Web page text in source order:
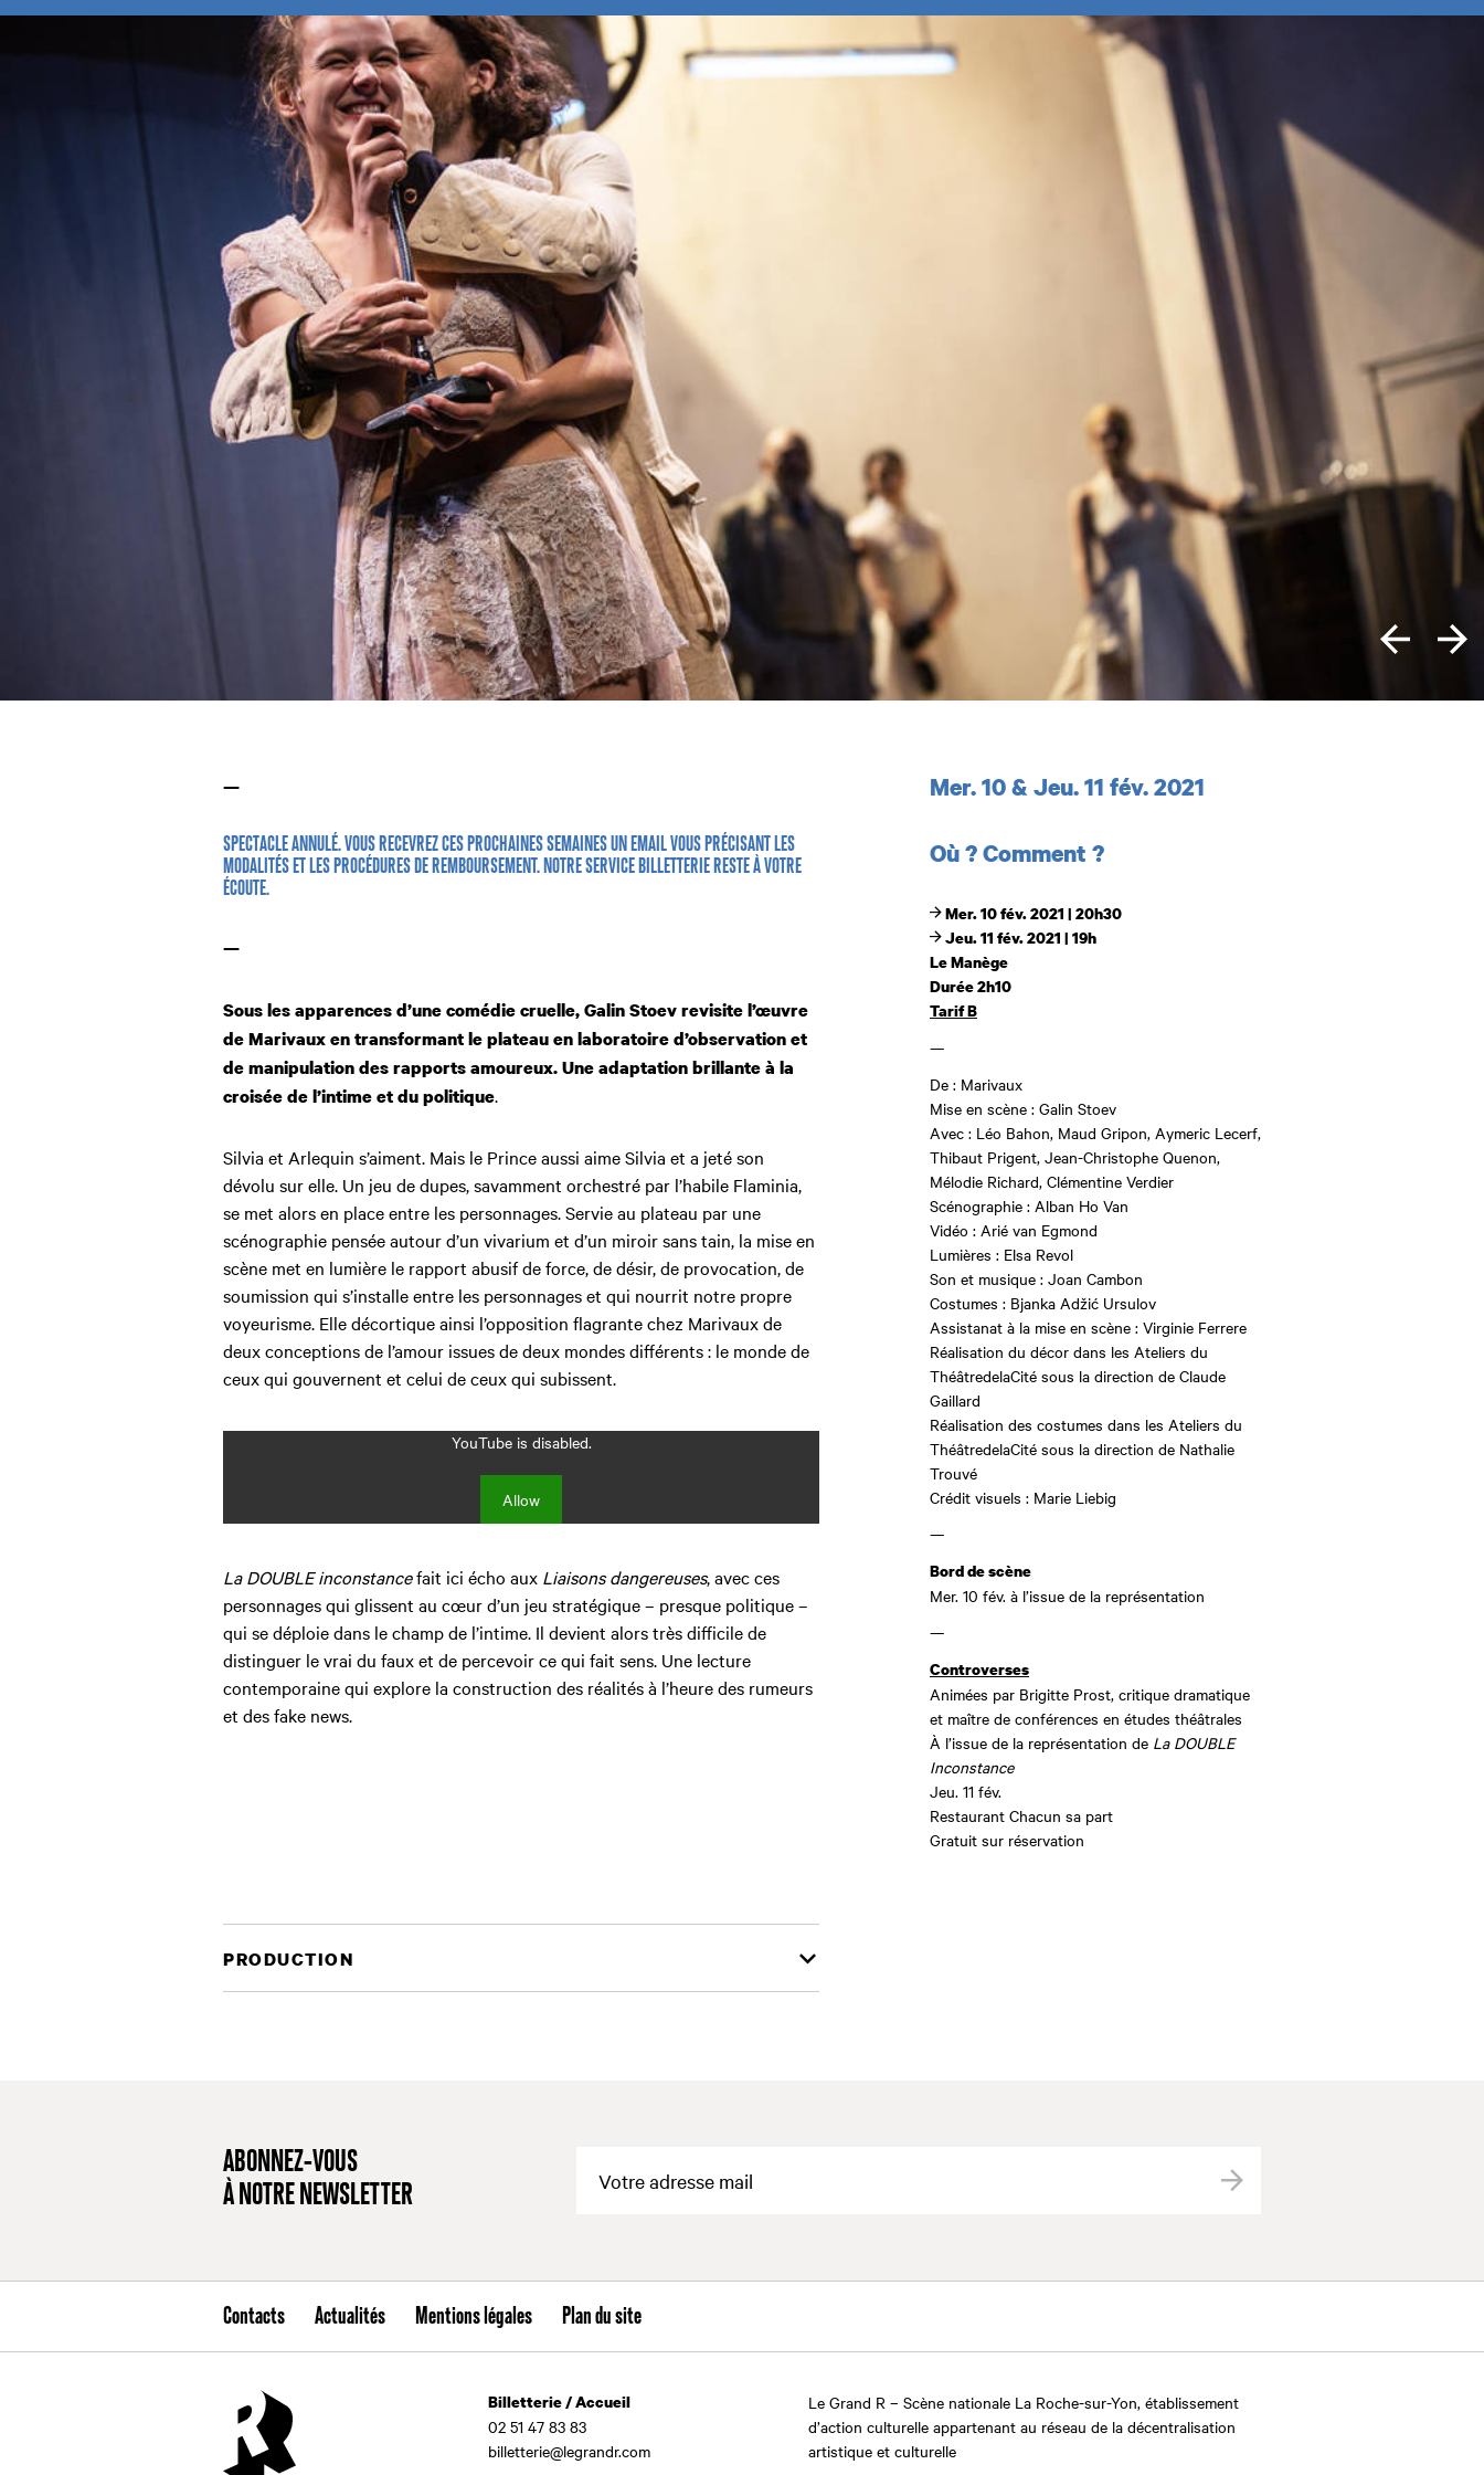
—
SPECTACLE ANNULÉ. VOUS RECEVREZ CES PROCHAINES SEMAINES UN EMAIL VOUS PRÉCISANT LES
MODALITÉS ET LES PROCÉDURES DE REMBOURSEMENT. NOTRE SERVICE BILLETTERIE RESTE À VOTRE
ÉCOUTE.
—
Sous les apparences d’une comédie cruelle, Galin Stoev revisite l’œuvre
de Marivaux en transformant le plateau en laboratoire d’observation et
de manipulation des rapports amoureux. Une adaptation brillante à la
croisée de l’intime et du politique.
Silvia et Arlequin s’aiment. Mais le Prince aussi aime Silvia et a jeté son
dévolu sur elle. Un jeu de dupes, savamment orchestré par l’habile Flaminia,
se met alors en place entre les personnages. Servie au plateau par une
scénographie pensée autour d’un vivarium et d’un miroir sans tain, la mise en
scène met en lumière le rapport abusif de force, de désir, de provocation, de
soumission qui s’installe entre les personnages et qui nourrit notre propre
voyeurisme. Elle décortique ainsi l’opposition flagrante chez Marivaux de
deux conceptions de l’amour issues de deux mondes différents : le monde de
ceux qui gouvernent et celui de ceux qui subissent.
YouTube is disabled.
Allow
La DOUBLE inconstancefait ici écho aux Liaisons dangereuses, avec ces
personnages qui glissent au cœur d’un jeu stratégique – presque politique –
qui se déploie dans le champ de l’intime. Il devient alors très difficile de
distinguer le vrai du faux et de percevoir ce qui fait sens. Une lecture
contemporaine qui explore la construction des réalités à l’heure des rumeurs
et des fake news.
Dates et horaires
Mer. 10 & Jeu. 11 fév. 2021
Où ? Comment ?
Mer. 10 fév. 2021 | 20h30
Jeu. 11 fév. 2021 | 19h
Le Manège
Durée 2h10
Tarif B
—
De : Marivaux
Mise en scène : Galin Stoev
Avec : Léo Bahon, Maud Gripon, Aymeric Lecerf,
Thibaut Prigent, Jean-Christophe Quenon,
Mélodie Richard, Clémentine Verdier
Scénographie : Alban Ho Van
Vidéo : Arié van Egmond
Lumières : Elsa Revol
Son et musique : Joan Cambon
Costumes : Bjanka Adžić Ursulov
Assistanat à la mise en scène : Virginie Ferrere
Réalisation du décor dans les Ateliers du
ThéâtredelaCité sous la direction de Claude
Gaillard
Réalisation des costumes dans les Ateliers du
ThéâtredelaCité sous la direction de Nathalie
Trouvé
Crédit visuels : Marie Liebig
—
Bord de scène
Mer. 10 fév. à l’issue de la représentation
—
Controverses
Animées par Brigitte Prost, critique dramatique
et maître de conférences en études théâtrales
À l’issue de la représentation de La DOUBLE
Inconstance
Jeu. 11 fév.
Restaurant Chacun sa part
Gratuit sur réservation
PRODUCTION
ABONNEZ-VOUS
À NOTRE NEWSLETTER
Valider
Contacts Actualités Mentions légales Plan du site
Billetterie / Accueil
02 51 47 83 83
billetterie@legrandr.com
Le Grand R – Scène nationale La Roche-sur-Yon, établissement
d’action culturelle appartenant au réseau de la décentralisation
artistique et culturelle